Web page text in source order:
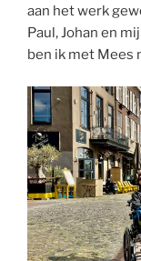
aan het werk
Paul, Johan en
ben ik met Mees